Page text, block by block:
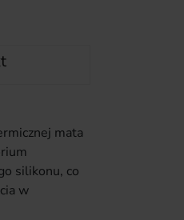
mata
silikonu, co
w